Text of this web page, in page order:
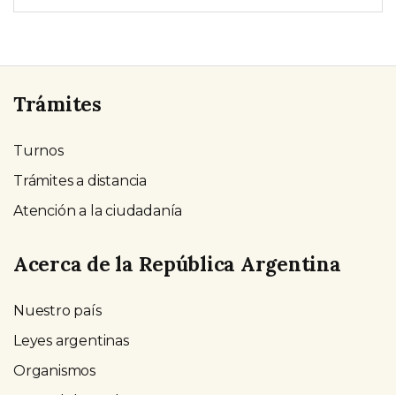
Trámites
Turnos
Trámites a distancia
Atención a la ciudadanía
Acerca de la República Argentina
Nuestro país
Leyes argentinas
Organismos